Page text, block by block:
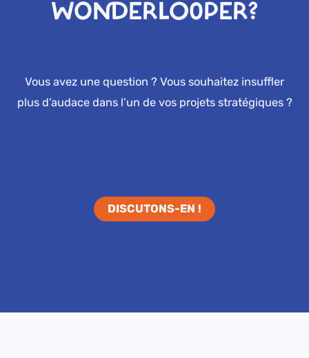
WONDERLOOPER?
Vous avez une question ? Vous souhaitez insuffler
plus d’audace dans l’un de vos projets stratégiques ?
DISCUTONS-EN !